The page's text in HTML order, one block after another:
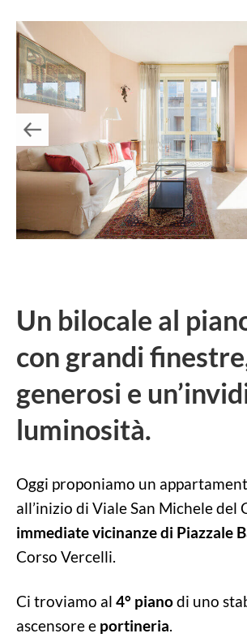
Un bilocale al
con grandi
generosi e
luminosità.
Oggi proponiamo un
all’inizio di Viale San Michele del
immediate vicinanze di Piazzale
Corso Vercelli.
Ci troviamo al 4° pianodi uno
ascensore e portineria.